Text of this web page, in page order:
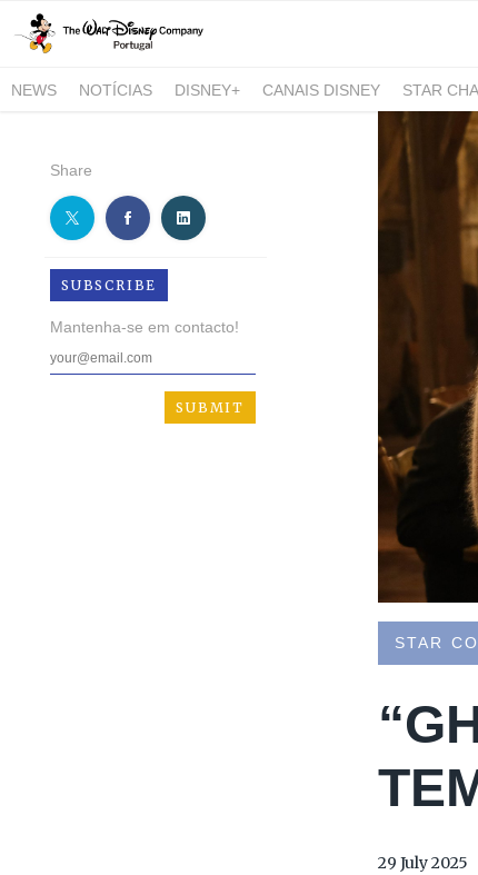
NEWS NOTÍCIAS DISNEY+ CANAIS DISNEY STAR
NATIONAL GEOGRAPHIC AND NATIONAL GEOGRAPHIC WILD
Share
SUBSCRIBE
Mantenha-se em contacto!
STAR
29 July 2025